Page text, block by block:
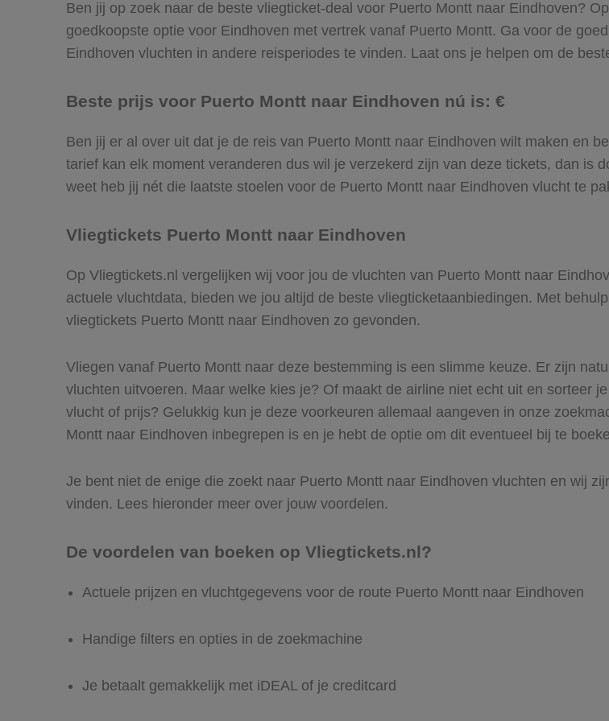
Ben jij op zoek naar de beste vliegticket-deal voor Puerto Montt naar Eindhoven?
goedkoopste optie voor Eindhoven met vertrek vanaf Puerto Montt. Ga voor de
Eindhoven vluchten in andere reisperiodes te vinden. Laat ons je helpen om de
Beste prijs voor Puerto Montt naar Eindhoven nú is: €
Ben jij er al over uit dat je de reis van Puerto Montt naar Eindhoven wilt maken en
tarief kan elk moment veranderen dus wil je verzekerd zijn van deze tickets, dan is
weet heb jij nét die laatste stoelen voor de Puerto Montt naar Eindhoven vlucht te
Vliegtickets Puerto Montt naar Eindhoven
Op Vliegtickets.nl vergelijken wij voor jou de vluchten van Puerto Montt naar
actuele vluchtdata, bieden we jou altijd de beste vliegticketaanbiedingen. Met
vliegtickets Puerto Montt naar Eindhoven zo gevonden.
Vliegen vanaf Puerto Montt naar deze bestemming is een slimme keuze. Er zijn
vluchten uitvoeren. Maar welke kies je? Of maakt de airline niet echt uit en sorteer
vlucht of prijs? Gelukkig kun je deze voorkeuren allemaal aangeven in onze
Montt naar Eindhoven inbegrepen is en je hebt de optie om dit eventueel bij te
Je bent niet de enige die zoekt naar Puerto Montt naar Eindhoven vluchten en wij
vinden. Lees hieronder meer over jouw voordelen.
De voordelen van boeken op Vliegtickets.nl?
Actuele prijzen en vluchtgegevens voor de route Puerto Montt naar Eindhoven
Handige filters en opties in de zoekmachine
Je betaalt gemakkelijk met iDEAL of je creditcard